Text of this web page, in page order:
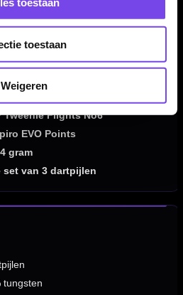
toestaan
Weigeren
uitstraling
Tweenie Flights No6
EVO Points
gram
set van 3 dartpijlen
tungsten